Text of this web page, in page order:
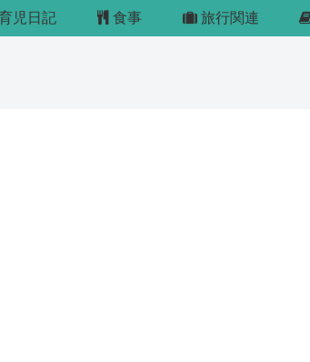
児日記 食事 旅行関連